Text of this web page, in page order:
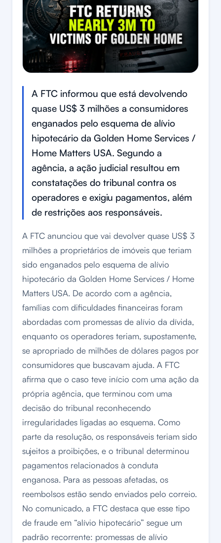
A FTC informou que está devolvendo
quase US$ 3 milhões a consumidores
enganados pelo esquema de alívio
hipotecário da Golden Home Services /
Home Matters USA. Segundo a
agência, a ação judicial resultou em
constatações do tribunal contra os
operadores e exigiu pagamentos, além
de restrições aos responsáveis.
A FTC anunciou que vai devolver quase US$ 3
milhões a proprietários de imóveis que teriam
sido enganados pelo esquema de alívio
hipotecário da Golden Home Services / Home
Matters USA. De acordo com a agência,
famílias com dificuldades financeiras foram
abordadas com promessas de alívio da dívida,
enquanto os operadores teriam, supostamente,
se apropriado de milhões de dólares pagos por
consumidores que buscavam ajuda. A FTC
afirma que o caso teve início com uma ação da
própria agência, que terminou com uma
decisão do tribunal reconhecendo
irregularidades ligadas ao esquema. Como
parte da resolução, os responsáveis teriam sido
sujeitos a proibições, e o tribunal determinou
pagamentos relacionados à conduta
enganosa. Para as pessoas afetadas, os
reembolsos estão sendo enviados pelo correio.
No comunicado, a FTC destaca que esse tipo
de fraude em “alívio hipotecário” segue um
padrão recorrente: promessas de alívio